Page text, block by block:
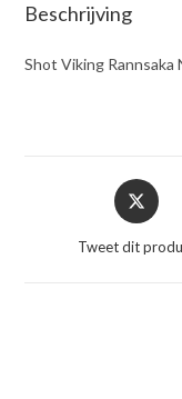
Beschrijving
Shot Viking Rannsaka
Opent
in
nieuw
Tweet dit